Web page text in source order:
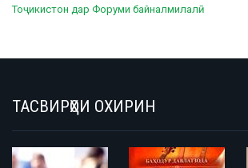
Тоҷикистон дар Форуми байналмилалӣ
ТАСВИРҲОИ ОХИРИН